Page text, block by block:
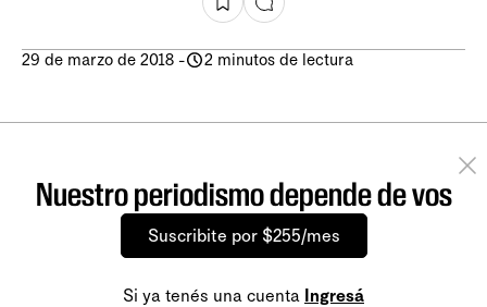
29 de marzo de 2018 - 2 minutos de lectura
Nuestro periodismo depende de vos
Suscribite por $255/mes
Si ya tenés una cuenta Ingresá